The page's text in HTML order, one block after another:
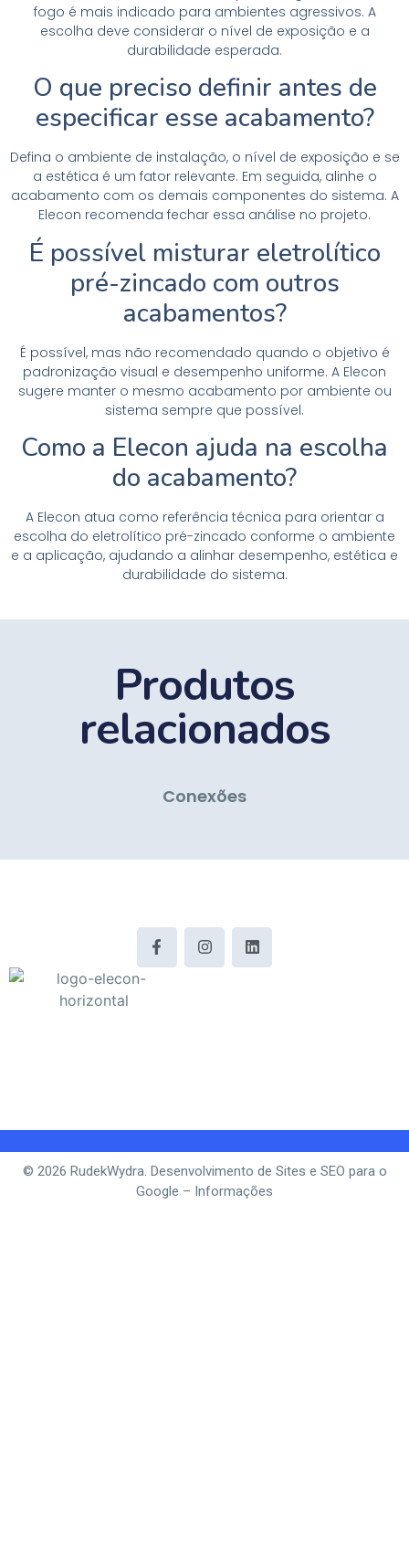
fogo é mais indicado para ambientes agressivos. A
escolha deve considerar o nível de exposição e a
durabilidade esperada.
O que preciso definir antes de
especificar esse acabamento?
Defina o ambiente de instalação, o nível de exposição e se
a estética é um fator relevante. Em seguida, alinhe o
acabamento com os demais componentes do sistema. A
Elecon recomenda fechar essa análise no projeto.
É possível misturar eletrolítico
pré-zincado com outros
acabamentos?
É possível, mas não recomendado quando o objetivo é
padronização visual e desempenho uniforme. A Elecon
sugere manter o mesmo acabamento por ambiente ou
sistema sempre que possível.
Como a Elecon ajuda na escolha
do acabamento?
A Elecon atua como referência técnica para orientar a
escolha do eletrolítico pré-zincado conforme o ambiente
e a aplicação, ajudando a alinhar desempenho, estética e
durabilidade do sistema.
Produtos
relacionados
Conexões
© 2026 RudekWydra. Desenvolvimento de Sites e SEO para o
Google – Informações